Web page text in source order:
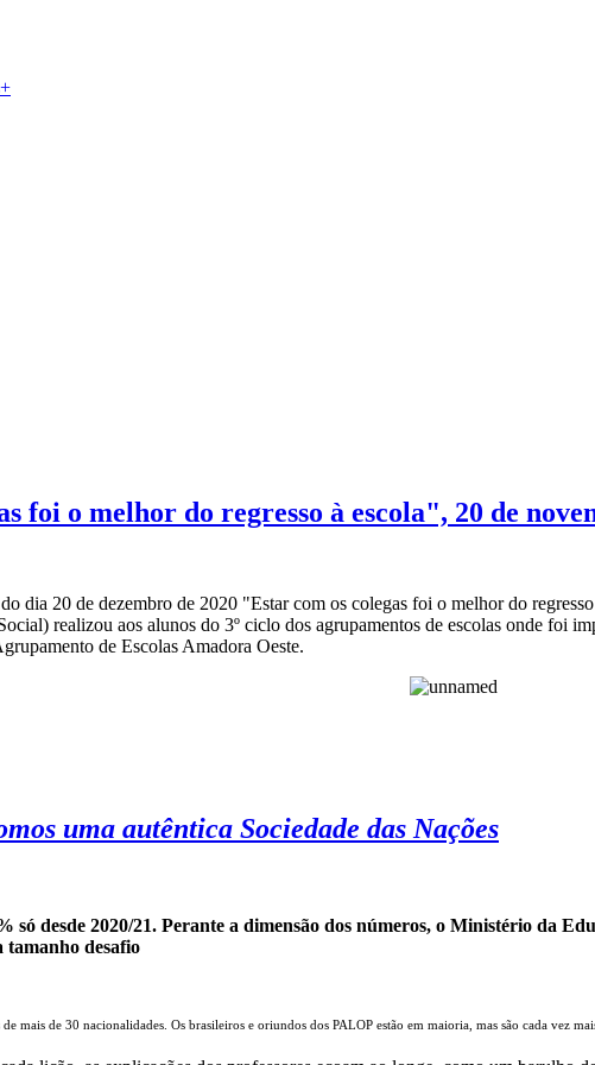
foi o melhor do regresso à escola", 20 de
dia 20 de dezembro de 2020 "Estar com os colegas foi o melhor do
realizou aos alunos do 3º ciclo dos agrupamentos de escolas onde foi
de Escolas Amadora Oeste.
uma autêntica Sociedade das Nações
desde 2020/21. Perante a dimensão dos números, o Ministério da
tamanho desafio
mais de 30 nacionalidades. Os brasileiros e oriundos dos PALOP estão em maioria, mas são cada vez